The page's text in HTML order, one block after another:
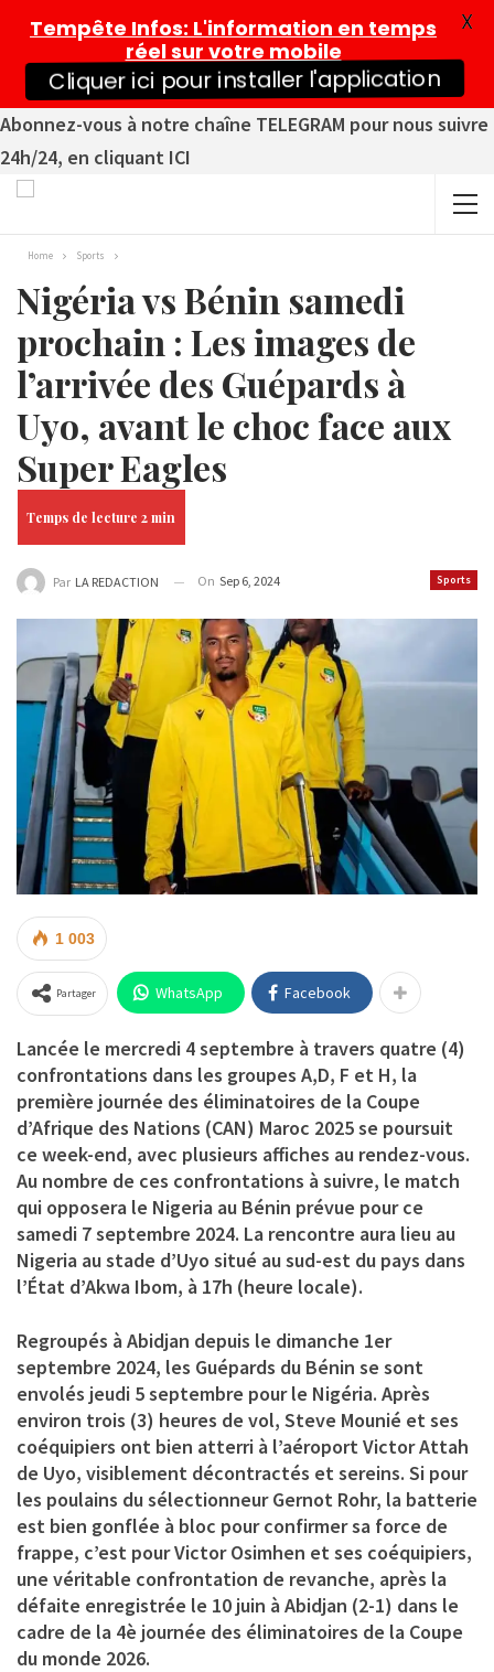
Abonnez-vous à notre chaîne TELEGRAM pour nous suivre
24h/24, en cliquant ICI
Home Sports
Nigéria vs Bénin samedi
prochain : Les images de
l’arrivée des Guépards à
Uyo, avant le choc face aux
Super Eagles
Sports
Par LA REDACTION On Sep 6, 2024
1 003
Partager WhatsApp Facebook
Lancée le mercredi 4 septembre à travers quatre (4)
confrontations dans les groupes A,D, F et H, la
première journée des éliminatoires de la Coupe
d’Afrique des Nations (CAN) Maroc 2025 se poursuit
ce week-end, avec plusieurs affiches au rendez-vous.
Au nombre de ces confrontations à suivre, le match
qui opposera le Nigeria au Bénin prévue pour ce
samedi 7 septembre 2024. La rencontre aura lieu au
Nigeria au stade d’Uyo situé au sud-est du pays dans
l’État d’Akwa Ibom, à 17h (heure locale).
Regroupés à Abidjan depuis le dimanche 1er
septembre 2024, les Guépards du Bénin se sont
envolés jeudi 5 septembre pour le Nigéria. Après
environ trois (3) heures de vol, Steve Mounié et ses
coéquipiers ont bien atterri à l’aéroport Victor Attah
de Uyo, visiblement décontractés et sereins. Si pour
les poulains du sélectionneur Gernot Rohr, la batterie
est bien gonflée à bloc pour confirmer sa force de
frappe, c’est pour Victor Osimhen et ses coéquipiers,
une véritable confrontation de revanche, après la
défaite enregistrée le 10 juin à Abidjan (2-1) dans le
cadre de la 4è journée des éliminatoires de la Coupe
du monde 2026.
Tempête Infos: L'information en temps
réel sur votre mobile
Cliquer ici pour installer l'application
X